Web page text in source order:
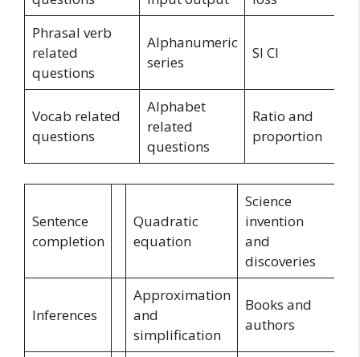
Phrasal verb
related
questions
Alphanumeric
series
SI CI
Vocab related
questions
Alphabet
related
questions
Ratio and
proportion
Sentence
completion
Quadratic
equation
Science
invention
and
discoveries
Inferences
Approximation
and
simplification
Books and
authors